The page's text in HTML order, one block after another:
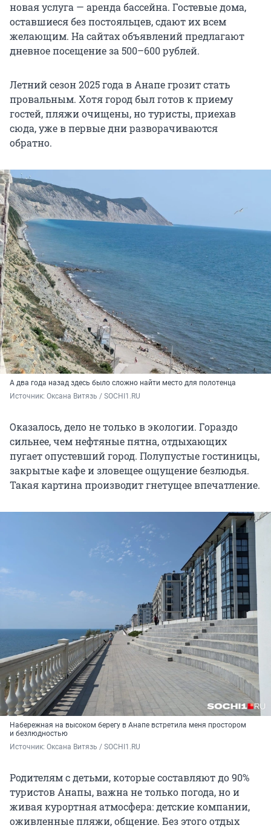
новая услуга — аренда бассейна. Гостевые дома,
оставшиеся без постояльцев, сдают их всем
желающим. На сайтах объявлений предлагают
дневное посещение за 500–600 рублей.
Летний сезон 2025 года в Анапе грозит стать
провальным. Хотя город был готов к приему
гостей, пляжи очищены, но туристы, приехав
сюда, уже в первые дни разворачиваются
обратно.
А два года назад здесь было сложно найти место для полотенца
Источник: Оксана Витязь / SOCHI1.RU
Оказалось, дело не только в экологии. Гораздо
сильнее, чем нефтяные пятна, отдыхающих
пугает опустевший город. Полупустые гостиницы,
закрытые кафе и зловещее ощущение безлюдья.
Такая картина производит гнетущее впечатление.
Набережная на высоком берегу в Анапе встретила меня простором
и безлюдностью
Источник: Оксана Витязь / SOCHI1.RU
Родителям с детьми, которые составляют до 90%
туристов Анапы, важна не только погода, но и
живая курортная атмосфера: детские компании,
оживленные пляжи, общение. Без этого отдых